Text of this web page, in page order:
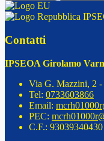
Contatti
IPSEOA Girolamo
Via G. Mazzini, 2
Tel: 0733603866
Email:
PEC:
C.F.: 93039340430